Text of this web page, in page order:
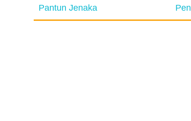
Pantun Jenaka